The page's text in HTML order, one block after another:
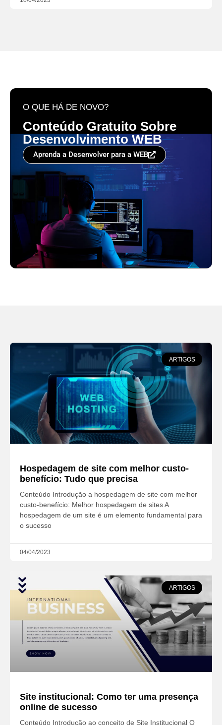
O QUE HÁ DE NOVO?
Conteúdo Gratuito Sobre
Desenvolvimento WEB
Aprenda a Desenvolver para a WEB
ARTIGOS
Hospedagem de site com melhor custo-
benefício: Tudo que precisa
Conteúdo Introdução a hospedagem de site com melhor
custo-benefício: Melhor hospedagem de sites A
hospedagem de um site é um elemento fundamental para
o sucesso
04/04/2023
ARTIGOS
Site institucional: Como ter uma presença
online de sucesso
Conteúdo Introdução ao conceito de Site Institucional O